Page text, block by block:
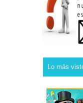
Lo más